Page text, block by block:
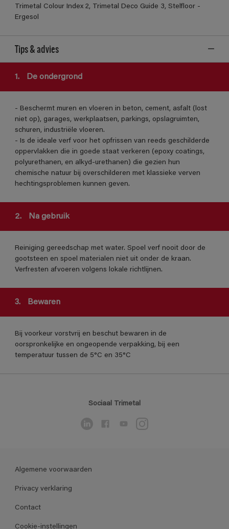
Trimetal Colour Index 2, Trimetal Deco Guide 3, Stelfloor -
Ergesol
Tips & advies
1. De ondergrond
- Beschermt muren en vloeren in beton, cement, asfalt (lost
niet op), garages, werkplaatsen, parkings, opslagruimten,
schuren, industriële vloeren.
- Is de ideale verf voor het opfrissen van reeds geschilderde
oppervlakken die in goede staat verkeren (epoxy coatings,
polyurethanen, en alkyd-urethanen) die gezien hun
chemische natuur bij overschilderen met klassieke verven
hechtingsproblemen kunnen geven.
2. Na gebruik
Reiniging gereedschap met water. Spoel verf nooit door de
gootsteen en spoel materialen niet uit onder de kraan.
Verfresten afvoeren volgens lokale richtlijnen.
3. Bewaren
Bij voorkeur vorstvrij en beschut bewaren in de
oorspronkelijke en ongeopende verpakking, bij een
temperatuur tussen de 5°C en 35°C
Sociaal Trimetal
Algemene voorwaarden
Privacy verklaring
Contact
Cookie-instellingen